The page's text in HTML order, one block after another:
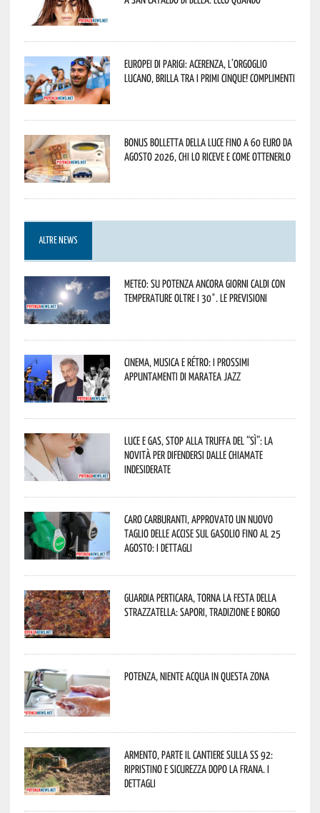
Europei di Parigi: Acerenza, l’orgoglio
lucano, brilla tra i primi cinque! Complimenti
Bonus bolletta della luce fino a 60 euro da
agosto 2026, chi lo riceve e come ottenerlo
ALTRE NEWS
Meteo: su Potenza ancora giorni caldi con
temperature oltre i 30°. Le previsioni
Cinema, musica e rétro: i prossimi
appuntamenti di Maratea Jazz
Luce e gas, stop alla truffa del “Sì”: la
novità per difendersi dalle chiamate
indesiderate
Caro carburanti, approvato un nuovo
taglio delle accise sul gasolio fino al 25
agosto: i dettagli
Guardia Perticara, torna la Festa della
Strazzatella: sapori, tradizione e borgo
Potenza, niente acqua in questa zona
Armento, parte il cantiere sulla SS 92:
ripristino e sicurezza dopo la frana. I
dettagli